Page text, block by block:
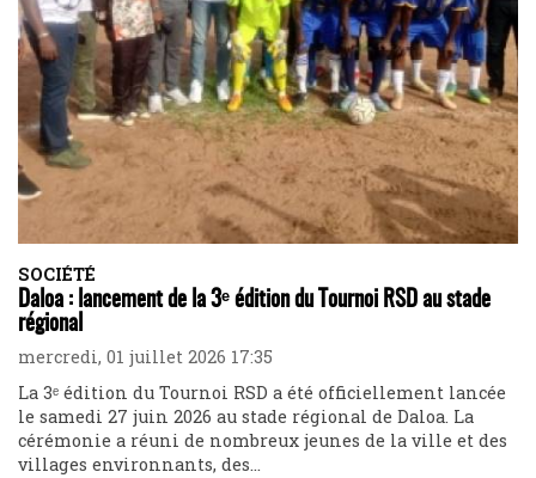
SOCIÉTÉ
Daloa : lancement de la 3ᵉ édition du Tournoi RSD au stade
régional
mercredi, 01 juillet 2026 17:35
La 3ᵉ édition du Tournoi RSD a été officiellement lancée
le samedi 27 juin 2026 au stade régional de Daloa. La
cérémonie a réuni de nombreux jeunes de la ville et des
villages environnants, des...